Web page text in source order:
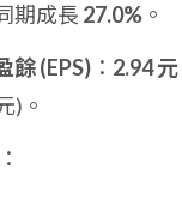
期成長 27.0% 。
餘 (EPS) ： 2.94 元
)。
：